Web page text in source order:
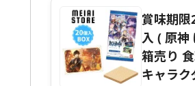
賞味期
入 ( 原神
箱売り
キャラク